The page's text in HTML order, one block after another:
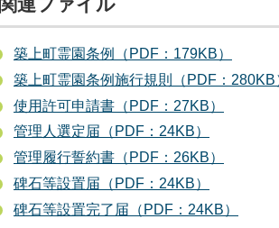
関連ファイル
築上町霊園条例（PDF：179KB）
築上町霊園条例施行規則（PDF：280KB
使用許可申請書（PDF：27KB）
管理人選定届（PDF：24KB）
管理履行誓約書（PDF：26KB）
碑石等設置届（PDF：24KB）
碑石等設置完了届（PDF：24KB）